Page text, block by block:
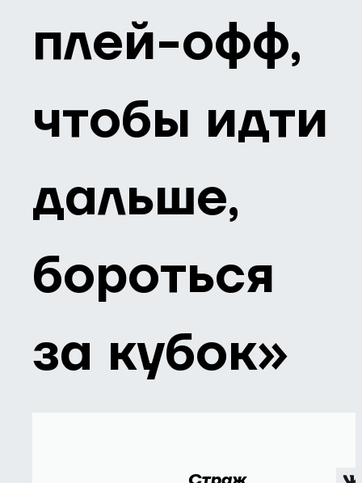
плей-офф,
чтобы идти
дальше,
бороться
за кубок»